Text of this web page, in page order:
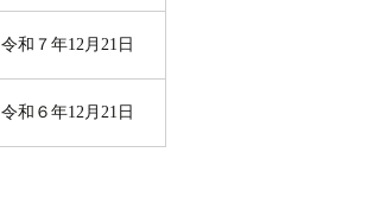
令和７年12月21日
令和６年12月21日